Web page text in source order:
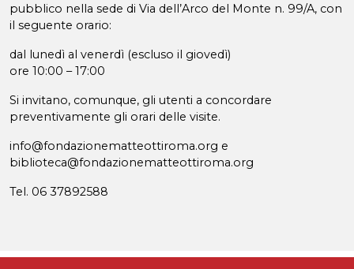
pubblico nella sede di Via dell’Arco del Monte n. 99/A, con
il seguente orario:
dal lunedì al venerdì (escluso il giovedì)
ore 10:00 – 17:00
Si invitano, comunque, gli utenti a concordare
preventivamente gli orari delle visite.
info@fondazionematteottiroma.org e
biblioteca@fondazionematteottiroma.org
Tel. 06 37892588